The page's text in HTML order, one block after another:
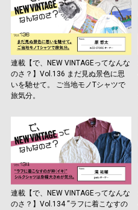
連載【で、NEW VINTAGEってなんな
のさ？】Vol.136 まだ見ぬ景色に思
いを馳せて。 ご当地モノTシャツで
旅気分。
連載【で、NEW VINTAGEってなんな
のさ？】Vol.134 “ラフに着こなすの